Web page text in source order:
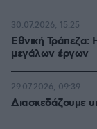
Εθνική Τράπεζα:
μεγάλων έργων
30.07.2026, 15:25
Διασκεδάζουμε
29.07.2026, 09:39